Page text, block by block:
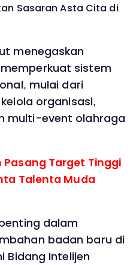
Sasaran Asta Cita di
menegaskan
sistem
mulai dari
organisasi,
multi-event olahraga
Pasang Target Tinggi
Talenta Muda
dalam
badan baru di
Bidang Intelijen